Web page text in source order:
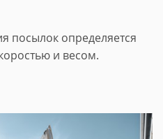
посылок определяется
и весом.